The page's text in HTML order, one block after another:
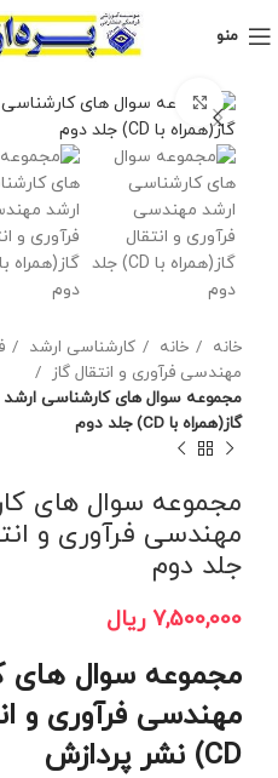
منو
برای بزرگنمایی کلیک کنید
خانه خانه کارشناسی ارشد
مهندسی فرآوری و انتقال گاز
مجموعه سوال های کارشناسی ارشد
گاز(همراه با CD) جلد دوم
مجموعه سوال های
جلد دوم
7,500,000 ریال
مجموعه سوال های
مهندسی فرآوری و
CD) نشر پردازش